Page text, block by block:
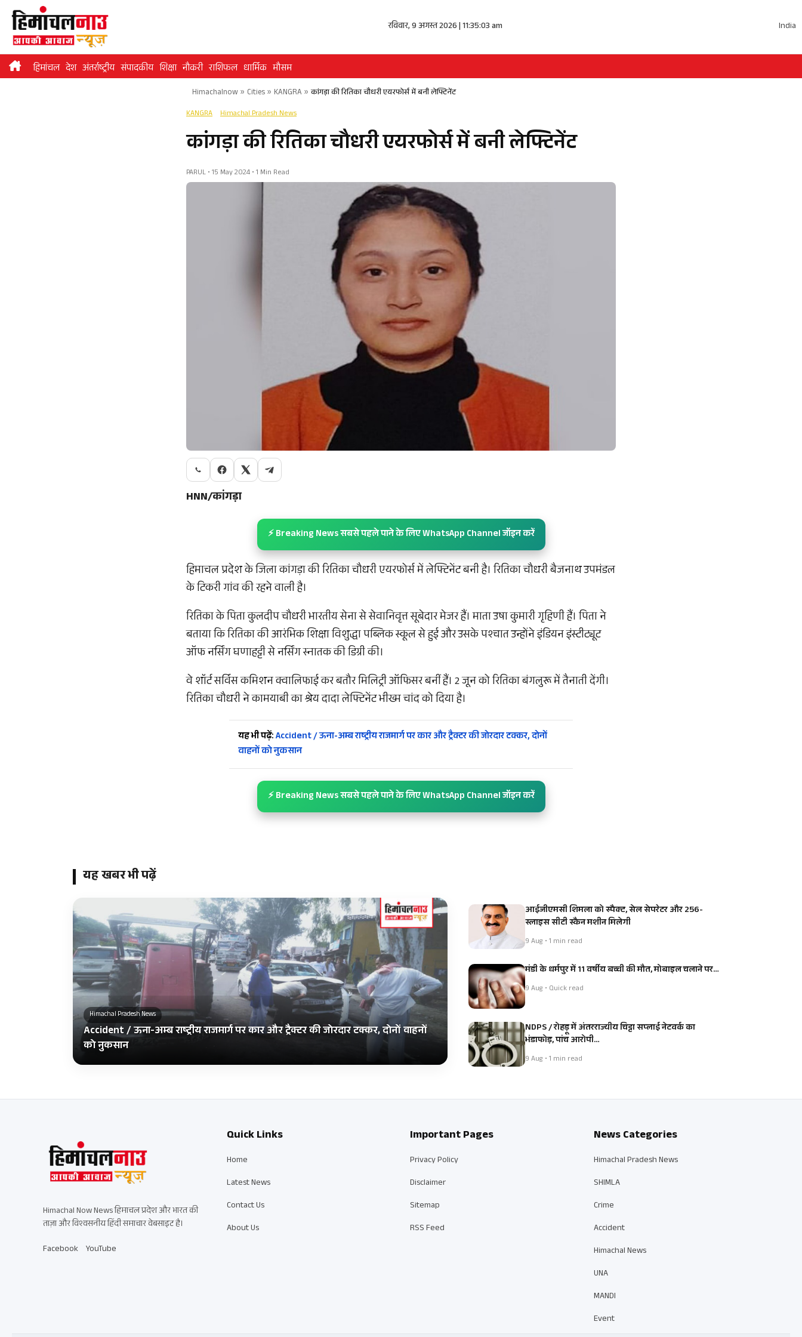
Skip
content
रविवार, 9 अगस्त 2026 | 11:35:03 am India
हिमांचल देश अंतर्राष्ट्रीय संपादकीय शिक्षा नौकरी राशिफल धार्मिक मौसम
Himachalnow» Cities» KANGRA » कांगड़ा की रितिका चौधरी एयरफोर्स में बनी लेफ्टिनेंट
KANGRA Himachal Pradesh News
कांगड़ा की रितिका चौधरी एयरफोर्स में बनी लेफ्टिनेंट
PARUL • 15 May 2024 • 1 Min Read
HNN/कांगड़ा
⚡ Breaking News सबसे पहले पाने के लिए WhatsApp Channel जॉइन करें
हिमाचल प्रदेश के जिला कांगड़ा की रितिका चौधरी एयरफोर्स में लेफ्टिनेंट बनी है। रितिका चौधरी बैजनाथ उपमंडल
के टिकरी गांव की रहने वाली है।
रितिका के पिता कुलदीप चौधरी भारतीय सेना से सेवानिवृत्त सूबेदार मेजर हैं। माता उषा कुमारी गृहिणी हैं। पिता ने
बताया कि रितिका की आरंभिक शिक्षा विशुद्धा पब्लिक स्कूल से हुई और उसके पश्चात उन्होंने इंडियन इंस्टीट्यूट
ऑफ नर्सिंग घणाहट्टी से नर्सिंग स्नातक की डिग्री की।
वे शॉर्ट सर्विस कमिशन क्वालिफाई कर बतौर मिलिट्री ऑफिसर बनीं हैं। 2 जून को रितिका बंगलुरू में तैनाती देंगी।
रितिका चौधरी ने कामयाबी का श्रेय दादा लेफ्टिनेंट भीख्म चांद को दिया है।
यह भी पढ़ें:Accident / ऊना-अम्ब राष्ट्रीय राजमार्ग पर कार और ट्रैक्टर की जोरदार टक्कर, दोनों
वाहनों को नुकसान
⚡ Breaking News सबसे पहले पाने के लिए WhatsApp Channel जॉइन करें
यह खबर भी पढ़ें
Himachal Pradesh News
Accident / ऊना-अम्ब राष्ट्रीय राजमार्ग पर कार और ट्रैक्टर की जोरदार टक्कर, दोनों वाहनों
को नुकसान
आईजीएमसी शिमला को स्पैक्ट, सेल सेपरेटर और 256-
स्लाइस सीटी स्कैन मशीन मिलेगी
9 Aug • 1 min read
मंडी के धर्मपुर में 11 वर्षीय बच्ची की मौत, मोबाइल चलाने पर…
9 Aug • Quick read
NDPS / रोहड़ू में अंतरराज्यीय चिट्टा सप्लाई नेटवर्क का
भंडाफोड़, पांच आरोपी…
9 Aug • 1 min read
Himachal Now News हिमाचल प्रदेश और भारत की
ताज़ा और विश्वसनीय हिंदी समाचार वेबसाइट है।
Facebook YouTube
Quick Links
Home
Latest News
Contact Us
About Us
Important Pages
Privacy Policy
Disclaimer
Sitemap
RSS Feed
News Categories
Himachal Pradesh News
SHIMLA
Crime
Accident
Himachal News
UNA
MANDI
Event